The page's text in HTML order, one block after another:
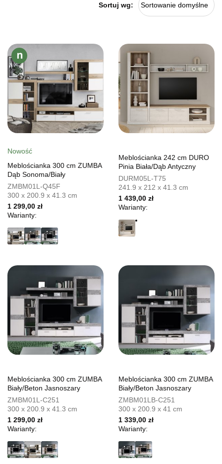
Sortuj wg: Sortowanie domyślne
Nowość
Meblościanka 300 cm ZUMBA
Dąb Sonoma/Biały
ZMBM01L-Q45F
300 x 200.9 x 41.3 cm
1 299,00 zł
Warianty:
Meblościanka 242 cm DURO
Pinia Biała/Dąb Antyczny
DURM05L-T75
241.9 x 212 x 41.3 cm
1 439,00 zł
Warianty:
Meblościanka 300 cm ZUMBA
Biały/Beton Jasnoszary
ZMBM01L-C251
300 x 200.9 x 41.3 cm
1 299,00 zł
Warianty:
Meblościanka 300 cm ZUMBA
Biały/Beton Jasnoszary
ZMBM01LB-C251
300 x 200.9 x 41 cm
1 339,00 zł
Warianty: